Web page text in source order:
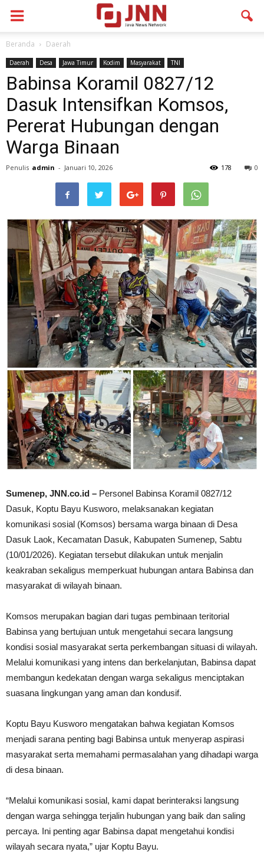
Beranda Daerah
Daerah Desa Jawa Timur Kodim Masyarakat TNI
Babinsa Koramil 0827/12
Dasuk Intensifkan Komsos,
Pererat Hubungan dengan
Warga Binaan
Penulis admin - Januari 10, 2026 0
178
Sumenep, JNN.co.id – Personel Babinsa Koramil 0827/12
Dasuk, Koptu Bayu Kusworo, melaksanakan kegiatan
komunikasi sosial (Komsos) bersama warga binaan di Desa
Dasuk Laok, Kecamatan Dasuk, Kabupaten Sumenep, Sabtu
(10/01/2026). Kegiatan tersebut dilakukan untuk menjalin
keakraban sekaligus memperkuat hubungan antara Babinsa dan
masyarakat di wilayah binaan.
Komsos merupakan bagian dari tugas pembinaan teritorial
Babinsa yang bertujuan untuk mengetahui secara langsung
kondisi sosial masyarakat serta perkembangan situasi di wilayah.
Melalui komunikasi yang intens dan berkelanjutan, Babinsa dapat
membangun kedekatan dengan warga sekaligus menciptakan
suasana lingkungan yang aman dan kondusif.
Koptu Bayu Kusworo mengatakan bahwa kegiatan Komsos
menjadi sarana penting bagi Babinsa untuk menyerap aspirasi
masyarakat serta memahami permasalahan yang dihadapi warga
di desa binaan.
“Melalui komunikasi sosial, kami dapat berinteraksi langsung
dengan warga sehingga terjalin hubungan yang baik dan saling
percaya. Ini penting agar Babinsa dapat mengetahui kondisi
wilayah secara nyata,” ujar Koptu Bayu.